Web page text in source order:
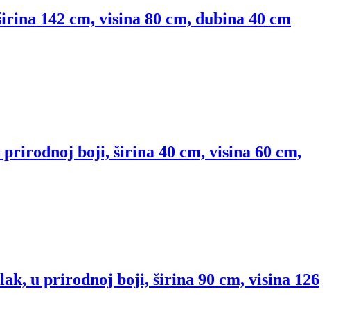
142 cm, visina 80 cm, dubina 40 cm
boji, širina 40 cm, visina 60 cm,
u prirodnoj boji, širina 90 cm, visina 126